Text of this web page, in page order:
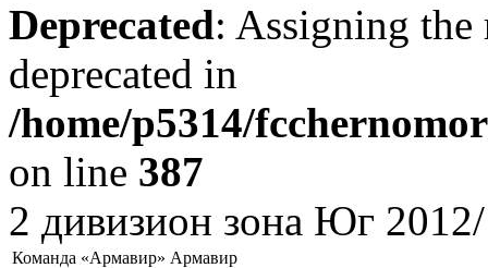
Deprecated: Assigning the
deprecated in
/home/p5314/
on line 387
2 дивизион зона Юг
Команда «Армавир» Армавир